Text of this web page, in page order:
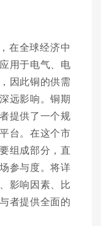
在全球经济中
用于电气、电
因此铜的供需
远影响。铜期
提供了一个规
台。在这个市
组成部分，直
参与度。将详
影响因素、比
者提供全面的